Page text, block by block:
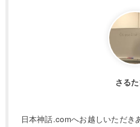
さる
日本神話.comへお越しいただき